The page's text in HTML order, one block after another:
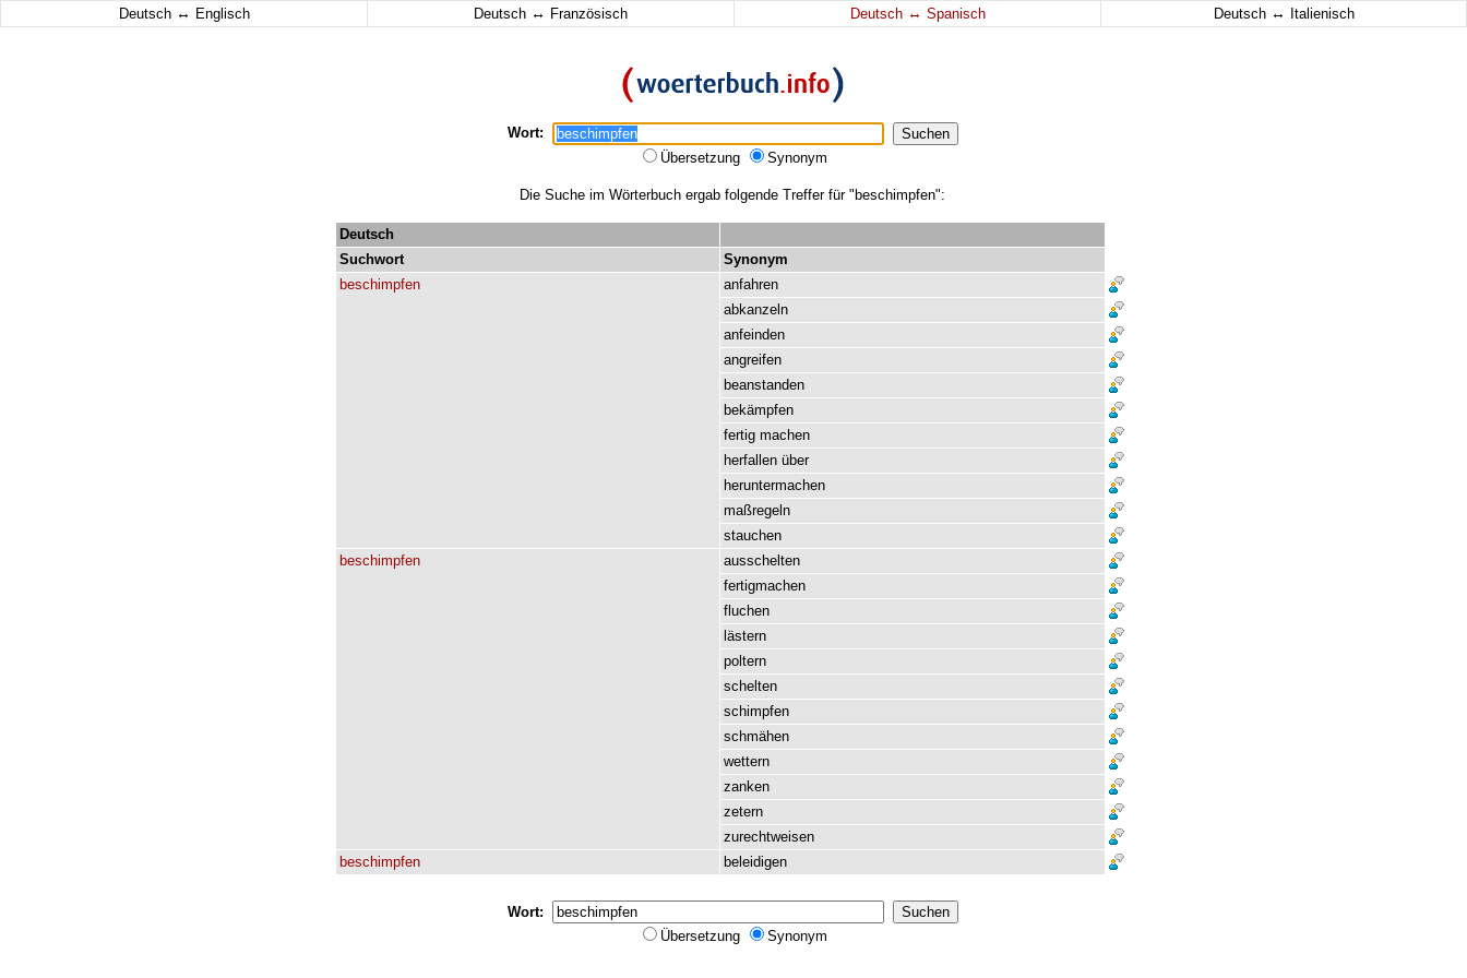
Deutsch ↔ Englisch Deutsch ↔ Französisch Deutsch ↔ Spanisch Deutsch ↔ Italienisch
Wort:
Übersetzung
Synonym
Die Suche im Wörterbuch ergab folgende Treffer für "beschimpfen":
Deutsch
Suchwort
Synonym
beschimpfen
anfahren
abkanzeln
anfeinden
angreifen
beanstanden
bekämpfen
fertig machen
herfallen über
heruntermachen
maßregeln
stauchen
beschimpfen
ausschelten
fertigmachen
fluchen
lästern
poltern
schelten
schimpfen
schmähen
wettern
zanken
zetern
zurechtweisen
beschimpfen
beleidigen
Wort:
Übersetzung
Synonym